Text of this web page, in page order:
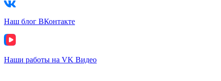
Наш блог ВКонтакте
Наши работы на VK Видео